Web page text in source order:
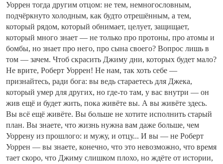
Уоррен тогда другим отцом: не тем, немногословным,
подчёркнуто холодным, как будто отрешённым, а тем,
который рядом, который обнимает, целует, защищает,
который много знает — не только про протоны, про атомы и
бомбы, но знает про него, про сына своего? Вопрос лишь в
том — зачем. Чтоб скрасить Джиму дни, которых будет мало?
Не врите, Роберт Уоррен! Не нам, так хоть себе —
признайтесь, ради бога: вы ведь стараетесь для Джека,
который умер для других, но где-то там, у вас внутри — он
жив ещё и будет жить, пока живёте вы. А вы живёте здесь.
Вы всё ещё живёте. Вы больше не хотите исполнить старый
план. Вы знаете, что жизнь нужна вам даже больше, чем
Уоррену из прошлого: и мужу, и отцу... И вы — не Роберт
Уоррен — вы знаете, конечно, что это невозможно, что время
тает скоро, что Джиму слишком плохо, но ждёте от истории,